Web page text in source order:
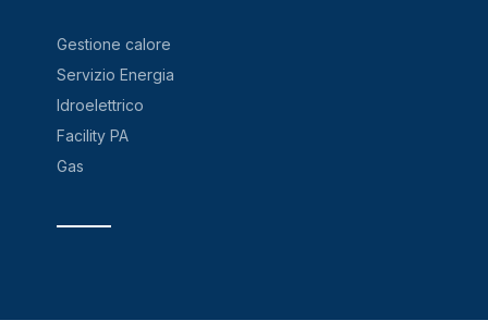
Gestione calore
Servizio Energia
Idroelettrico
Facility PA
Gas